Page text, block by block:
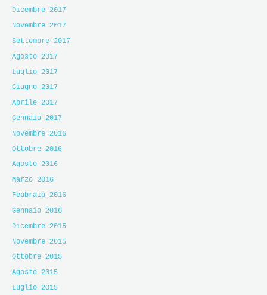
Dicembre 2017
Novembre 2017
Settembre 2017
Agosto 2017
Luglio 2017
Giugno 2017
Aprile 2017
Gennaio 2017
Novembre 2016
Ottobre 2016
Agosto 2016
Marzo 2016
Febbraio 2016
Gennaio 2016
Dicembre 2015
Novembre 2015
Ottobre 2015
Agosto 2015
Luglio 2015